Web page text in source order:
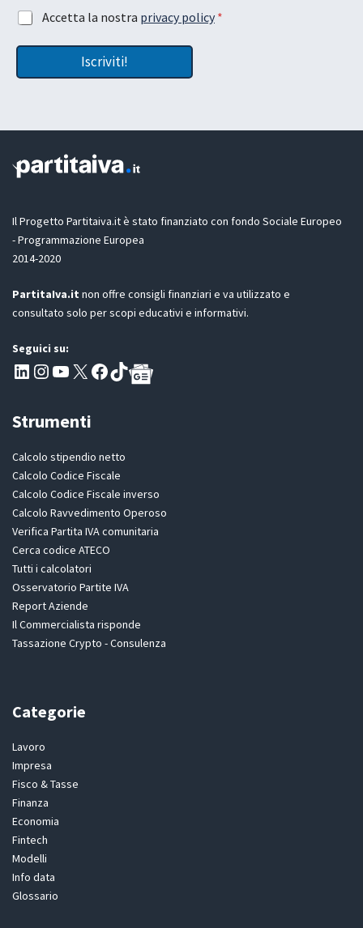
c
it
a
A
c
t
n
D
R
*
Accetta la nostra privacy policy *
Iscriviti!
Il Progetto Partitaiva.it è stato finanziato con fondo Sociale Europeo
- Programmazione Europea
2014-2020
PartitaIva.it non offre consigli finanziari e va utilizzato e
consultato solo per scopi educativi e informativi.
Seguici su:
Pagina LinkedIn PartitaIva
Instagram
Canale YouTube Evoluzione - Partitaiva.it
X Segui PartitaIva su Facebook
TikTok
Strumenti
Calcolo stipendio netto
Calcolo Codice Fiscale
Calcolo Codice Fiscale inverso
Calcolo Ravvedimento Operoso
Verifica Partita IVA comunitaria
Cerca codice ATECO
Tutti i calcolatori
Osservatorio Partite IVA
Report Aziende
Il Commercialista risponde
Tassazione Crypto - Consulenza
Categorie
Lavoro
Impresa
Fisco & Tasse
Finanza
Economia
Fintech
Modelli
Info data
Glossario